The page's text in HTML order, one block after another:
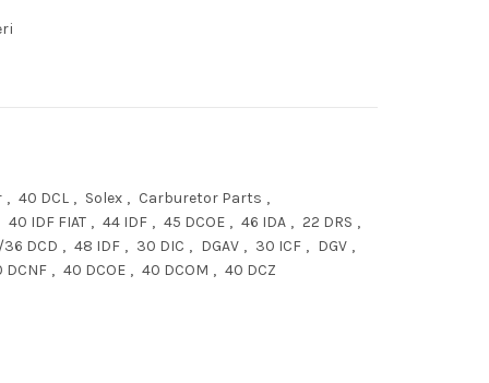
, 40 DCL , Solex , Carburetor Parts ,
40 IDF FIAT , 44 IDF , 45 DCOE , 46 IDA , 22 DRS ,
DCD , 48 IDF , 30 DIC , DGAV , 30 ICF , DGV ,
DCNF , 40 DCOE , 40 DCOM , 40 DCZ